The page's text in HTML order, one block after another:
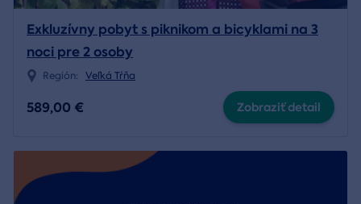
Exkluzívny pobyt s piknikom a bicyklami na 3
noci pre 2 osoby
Región: Veľká Tŕňa
589,00 € Zobraziť detail